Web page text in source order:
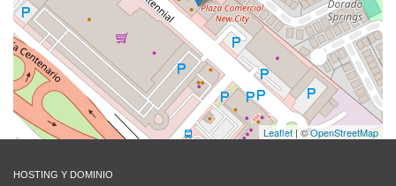
Leaflet| ©OpenStreetMap
HOSTING Y DOMINIO